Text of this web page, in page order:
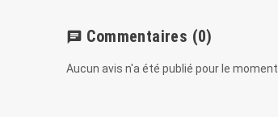
chat Commentaires (0)
Aucun avis n'a été publié pour le moment.